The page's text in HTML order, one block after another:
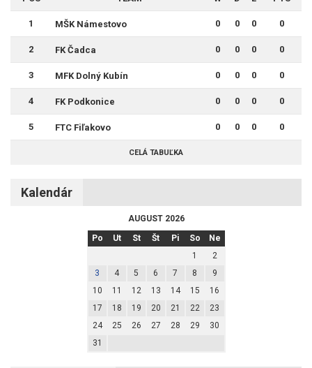
1 MŠK Námestovo 0 0 0 0
2 FK Čadca 0 0 0 0
3 MFK Dolný Kubín 0 0 0 0
4 FK Podkonice 0 0 0 0
5 FTC Fiľakovo 0 0 0 0
CELÁ TABUĽKA
Kalendár
AUGUST 2026
Po
Ut St Št Pi So
Ne
1
2
3
4 5 6 7 8
9
10
11 12 13 14 15
16
17
18 19 20 21 22
23
24
25 26 27 28 29
30
31